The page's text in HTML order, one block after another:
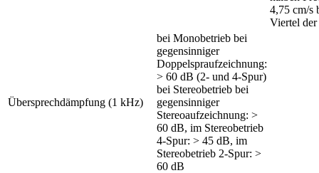
4,75 cm/s
Viertel der
Übersprechdämpfung (1 kHz)
bei Monobetrieb bei
gegensinniger
Doppelspraufzeichnung:
> 60 dB (2- und 4-Spur)
bei Stereobetrieb bei
gegensinniger
Stereoaufzeichnung: >
60 dB, im Stereobetrieb
4-Spur: > 45 dB, im
Stereobetrieb 2-Spur: >
60 dB